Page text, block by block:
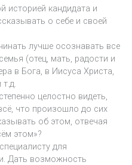
историей кандидата и
о себе и своей
лучше осознавать все
(отец, мать, радости и
в Бога, в Иисуса Христа,
целостно видеть,
что произошло до сих
об этом, отвечая
этом»?
для
Дать возможность